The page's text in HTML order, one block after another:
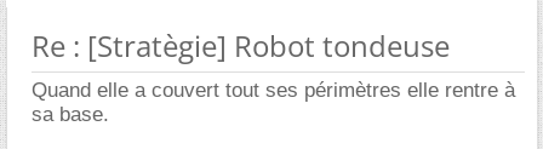
Re : [Stratègie] Robot tondeuse
Quand elle a couvert tout ses périmètres elle rentre à
sa base.